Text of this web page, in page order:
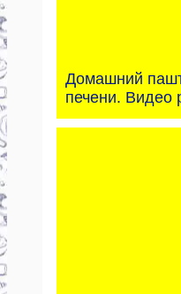
Домашний
печени. Видео